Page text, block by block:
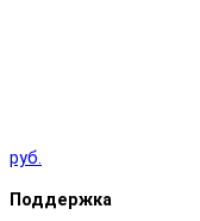
руб.
Поддержка